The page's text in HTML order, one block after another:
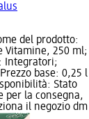
del prodotto:
Vitamine, 250 ml;
Integratori;
base: 0,25 l
Stato
per la consegna,
il negozio dm